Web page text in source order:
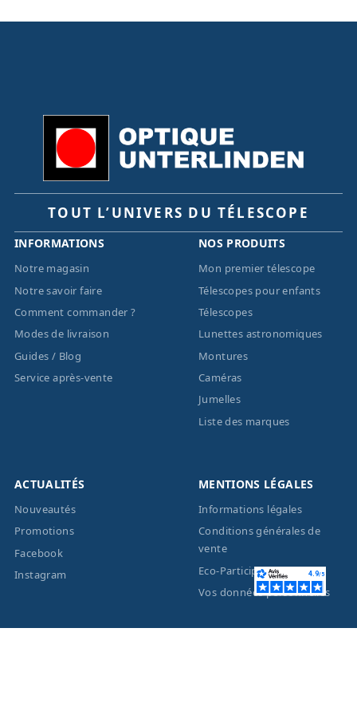
TOUT L’UNIVERS DU TÉLESCOPE
INFORMATIONS
Notre magasin
Notre savoir faire
Comment commander ?
Modes de livraison
Guides / Blog
Service après-vente
NOS PRODUITS
Mon premier télescope
Télescopes pour enfants
Télescopes
Lunettes astronomiques
Montures
Caméras
Jumelles
Liste des marques
ACTUALITÉS
Nouveautés
Promotions
Facebook
Instagram
MENTIONS LÉGALES
Informations légales
Conditions générales de
vente
Eco-Participation
Vos données personnelles